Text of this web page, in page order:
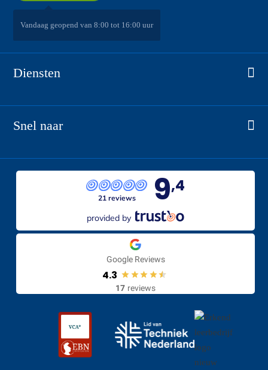
Vandaag geopend van 8:00 tot 16:00 uur
Diensten
Luchtbehandeling
Warmtepomp
Dak- & zinkwerk
Totaaloplossing
Snel naar
Alle realisaties
Vacatures
Storing melden
21 reviews 9,4
provided by
Google Reviews
4.3
17 reviews